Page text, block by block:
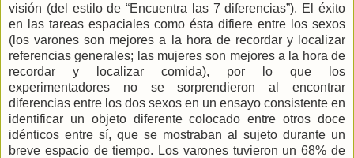
visión (del estilo de “Encuentra las 7 diferencias”). El éxito
en las tareas espaciales como ésta difiere entre los sexos
(los varones son mejores a la hora de recordar y localizar
referencias generales; las mujeres son mejores a la hora de
recordar y localizar comida), por lo que los
experimentadores no se sorprendieron al encontrar
diferencias entre los dos sexos en un ensayo consistente en
identificar un objeto diferente colocado entre otros doce
idénticos entre sí, que se mostraban al sujeto durante un
breve espacio de tiempo. Los varones tuvieron un 68% de